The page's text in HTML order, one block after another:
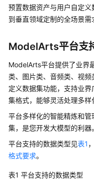
数
据
产
理
使
用
CTS
审
计
ModelArts
数
服
预置数据资产与用户自定
到垂直领域定制的全场景需
ModelArts平台支
ModelArts平台提供了业界
类、图片类、音频类、视
定义数据集功能，支持业界
集格式，能够灵活处理多样
平台多样化的智能精炼和
集，是您开发大模型的利器。
平台支持的数据类型见表1
格式要求。
表1 平台支持的数据类型